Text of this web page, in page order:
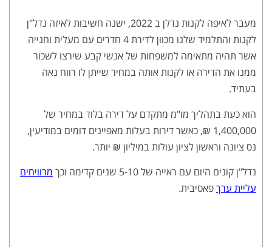
מעבר לאיפה לקנות נדלן ב 2022, ישנה חשיבות לאיזה נדל"ן
לקנות והתלמיד שלנו מכוון לדירת 4 חדרים עם מעלית וחנייה
אשר תהיה מתאימה למשפחות של אנשי קבע שירצו לשכור
ממנו את הדירה או לקנות אותה במחיר שייתן לו רווח נאה
בעתיד.
הוא כעת בתהליך מו"מ מתקדם על דירה בלוד במחיר של
1,400,000 ₪, כאשר דירות בעלות מאפיינים דומים במודיעין,
נס ציונה וראשון לציון עולות במיליון ₪ יותר.
נדל"ן קונים היום עם ראייה של 5-10 שנים קדימה וכך
מרוויחים
עליית ערךפאסיבית.